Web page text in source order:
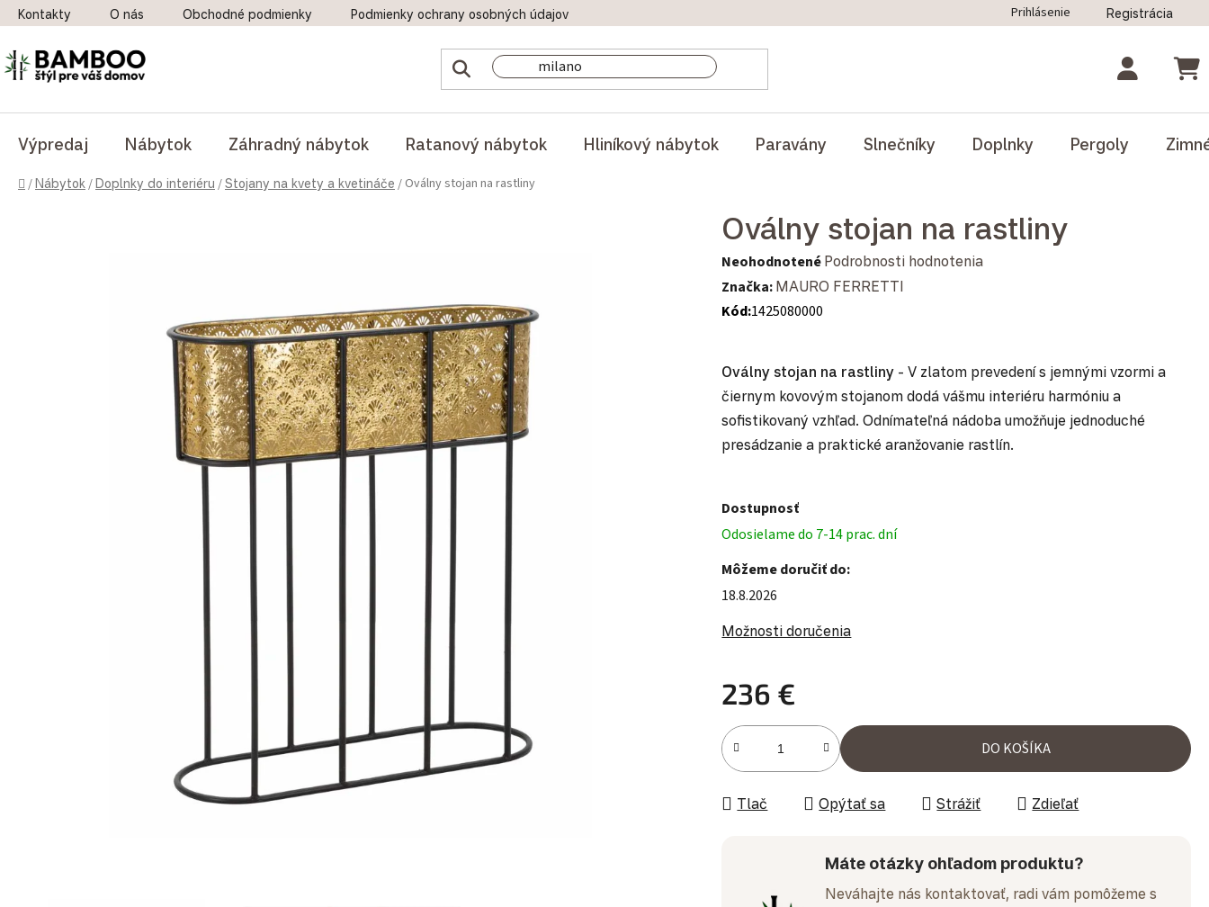
Prejsť na obsah
Kontakty O nás Obchodné podmienky Podmienky ochrany osobných údajov Odstúpenie od zmluvy
Prihlásenie Registrácia
Výpredaj Nábytok Záhradný nábytok Ratanový nábytok Hliníkový nábytok Paravány Slnečníky Doplnky Pergoly
Domov
/Nábytok /Doplnky do interiéru /Stojany na kvety a kvetináče / Oválny stojan na rastliny
Oválny stojan na rastliny
Priemerné hodnotenie produktu je 0,0 z 5 hviezdičiek.
Neohodnotené Podrobnosti hodnotenia
Značka: MAURO FERRETTI
Kód:1425080000
Oválny stojan na rastliny - V zlatom prevedení s jemnými vzormi a
čiernym kovovým stojanom dodá vášmu interiéru harmóniu a
sofistikovaný vzhľad. Odnímateľná nádoba umožňuje jednoduché
presádzanie a praktické aranžovanie rastlín.
Dostupnosť
Odosielame do 7-14 prac. dní
Môžeme doručiť do:
18.8.2026
Možnosti doručenia
236 €
Jednotková cena:
DO KOŠÍKA
Tlač Opýtať sa Strážiť Zdieľať
Máte otázky ohľadom produktu?
Neváhajte nás kontaktovať, radi vám pomôžeme s